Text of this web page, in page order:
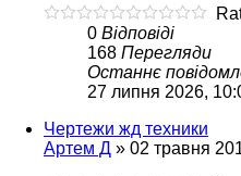
0 Відповіді
168 Перегляди
Останнє
27 липня 2026,
Чертежи жд техники
Артем Д » 02 травня